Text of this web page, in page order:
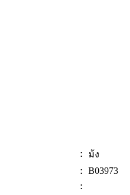
:
ม้ง
:
B03973
: